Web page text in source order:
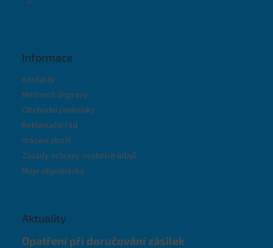
Informace
Kontakty
Možnosti dopravy
Obchodní podmínky
Reklamační řád
Vrácení zboží
Zásady ochrany osobních údajů
Moje objednávka
Aktuality
Opatření při doručování zásilek